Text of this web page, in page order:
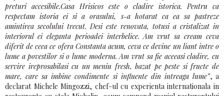
preturi accesibile.Casa Hrisicos este o cladire istorica. Pentru ca
respectam istoria ei si a orasului, s-a hotarat ca ea sa pastreze
amintirea secolului trecut. Desi este renovata, totusi a cristalizat in
interiorul ei eleganta perioadei interbelice. Am vrut sa cream ceva
diferit de ceea ce ofera Constanta acum, ceva ce devine un liant intre o
lume a povestilor si o lume moderna. Am vrut sa fie aceeasi cladire, cu
servire ireprosabilasi cu un meniu fresh, bazat pe peste si fructe de
mare, care sa imbine condimente si influente din intreaga lume”, a
declarat Michele Mingozzi, chef-ul cu experienta internationala in